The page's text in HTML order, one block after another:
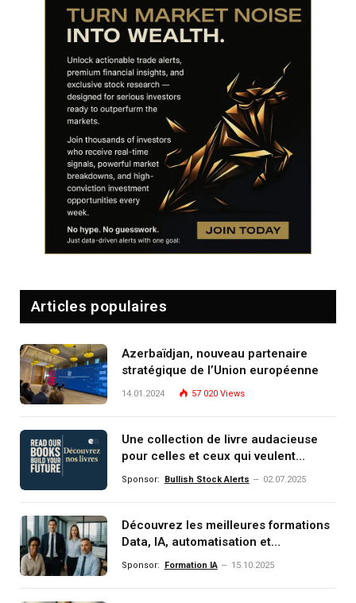
Articles populaires
Azerbaïdjan, nouveau partenaire
stratégique de l’Union européenne
14.01.2024 57 020 Views
Une collection de livre audacieuse
pour celles et ceux qui veulent
comprendre, investir et dominer le
Sponsor: Bullish Stock Alerts 02.07.2025
Découvrez les meilleures formations
Data, IA, automatisation et
investissement (gestion de
Sponsor: Formation IA 15.10.2025